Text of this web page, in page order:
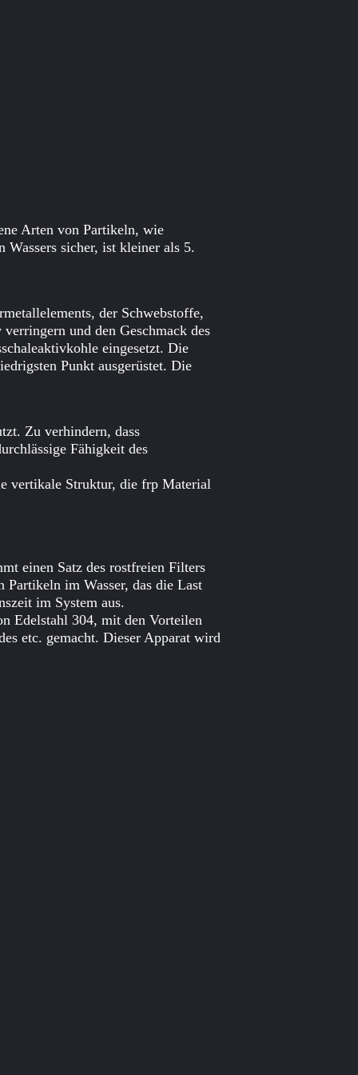
Arten von Partikeln, wie
sicher, ist kleiner als 5.
der Schwebstoffe,
und den Geschmack des
eingesetzt. Die
Punkt ausgerüstet. Die
Zu verhindern, dass
Fähigkeit des
vertikale Struktur, die frp Material
einen Satz des rostfreien Filters
im Wasser, das die Last
im System aus.
Edelstahl 304, mit den Vorteilen
etc. gemacht. Dieser Apparat wird